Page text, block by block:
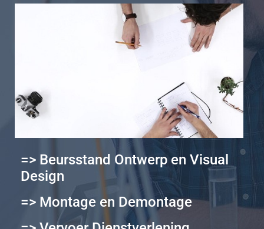
=> Beursstand Ontwerp en Visual
Design
=> Montage en Demontage